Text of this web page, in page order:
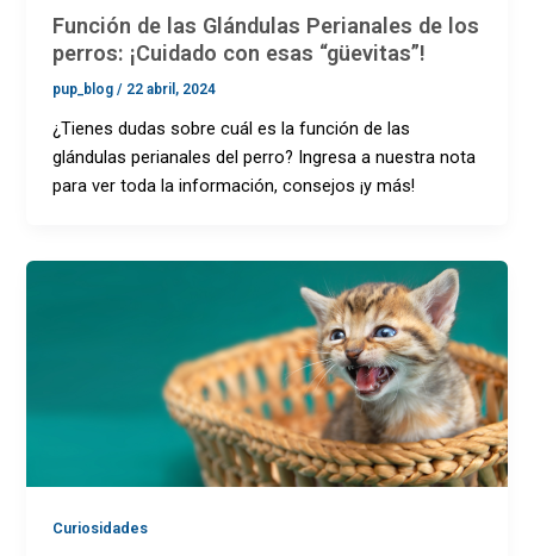
Función de las Glándulas Perianales de los
perros: ¡Cuidado con esas “güevitas”!
pup_blog/ 22 abril, 2024
¿Tienes dudas sobre cuál es la función de las
glándulas perianales del perro? Ingresa a nuestra nota
para ver toda la información, consejos ¡y más!
Curiosidades